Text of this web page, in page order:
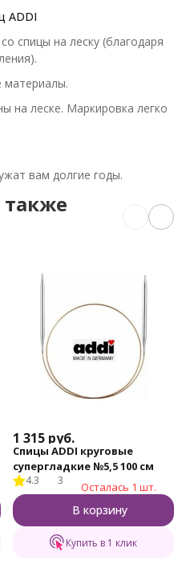
ADDI
спицы на леску (благодаря
материалы.
на леске. Маркировка легко
вам долгие годы.
также
1 315 руб.
Спицы ADDI круговые
супергладкие №5,5 100 см
4.3 3 Осталась 1 шт.
В корзину
Купить в 1 клик